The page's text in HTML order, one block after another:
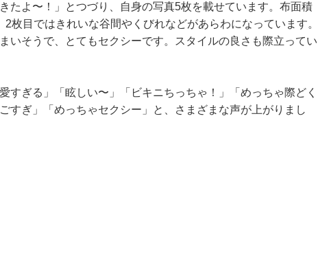
たよ〜！」とつづり、自身の写真5枚を載せています。布面積
枚目ではきれいな谷間やくびれなどがあらわになっています。
いそうで、とてもセクシーです。スタイルの良さも際立ってい
すぎる」「眩しい〜」「ビキニちっちゃ！」「めっちゃ際どく
すぎ」「めっちゃセクシー」と、さまざまな声が上がりまし